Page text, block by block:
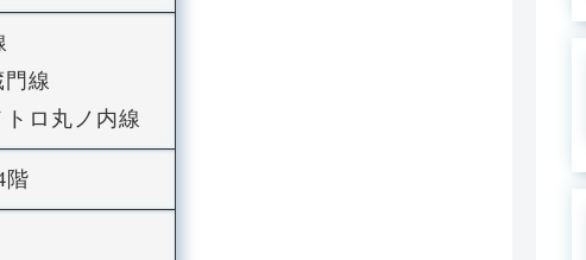
線
トロ丸ノ内線
階